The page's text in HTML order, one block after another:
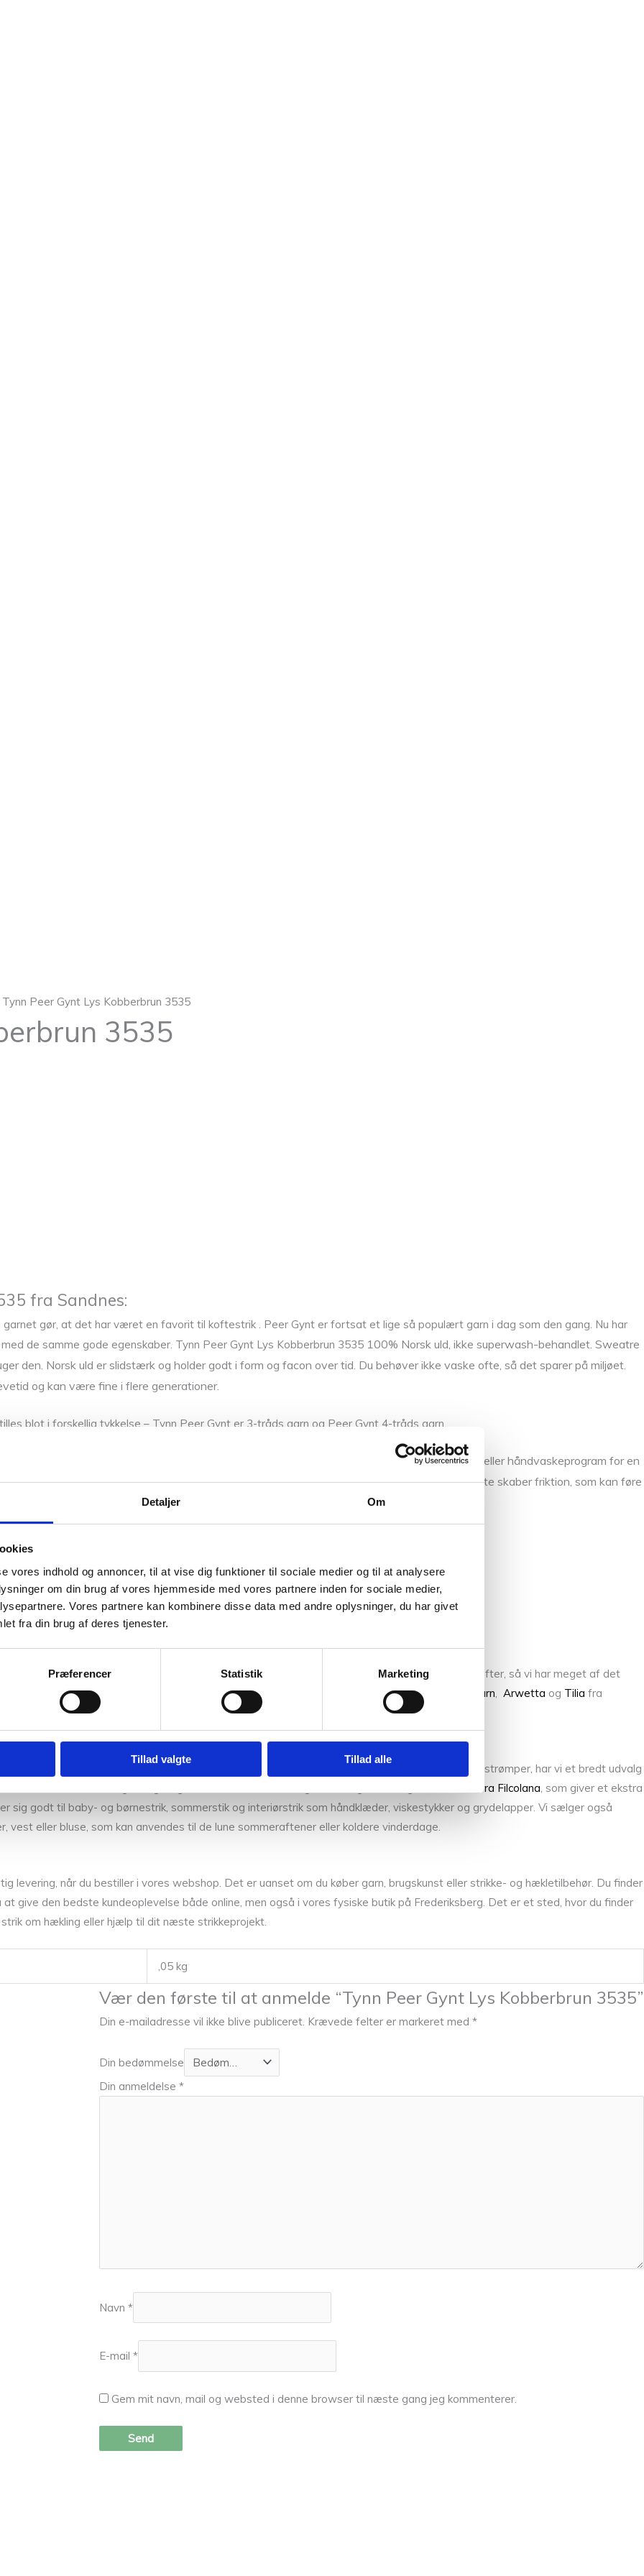
Detaljer Om
vores indhold og annoncer, til at vise dig funktioner til sociale medier og til at analysere
om din brug af vores hjemmeside med vores partnere inden for sociale medier,
Vores partnere kan kombinere disse data med andre oplysninger, du har givet
fra din brug af deres tjenester.
Præferencer Statistik Marketing
Tillad valgte Tillad alle
Peer Gynt Lys Kobberbrun 3535
3535
fra Sandnes:
gør, at det har været en favorit til koftestrik . Peer Gynt er fortsat et lige så populært garn i dag som den gang. Nu har
de samme gode egenskaber. Tynn Peer Gynt Lys Kobberbrun 3535 100% Norsk uld, ikke superwash-behandlet. Sweatre
den. Norsk uld er slidstærk og holder godt i form og facon over tid. Du behøver ikke vaske ofte, så det sparer på miljøet.
og kan være fine i flere generationer.
blot i forskellig tykkelse – Tynn Peer Gynt er 3-tråds garn og Peer Gynt 4-tråds garn.
Sandnes at alle uldsweatre i Peer Gynt og Tynn Peer Gynt vaskes separat på uldprogram eller håndvaskeprogram for en
og på et håndklæde. Brug aldrig vaskepose når du vasker håndstrikkede sweatre i uld. Dette skaber friktion, som kan føre
designere. Vi sørger også for at være opdateret med tidens designere og deres strikkeopskrifter, så vi har meget af det
Hoelgaard og Regitze Lautzen, som er glade forSilk Mohair fra Isager Sunday fra Sandnes Garn, Arwetta og Tilia fra
er du mere end velkommen til at kontakte os, så skal vi gøre alt for at hjælpe dig.
godt til både vinterstrik, sommerstrik og alt midt imellem. Skal du strikke eller hækle et par fine strømper, har vi et bredt udvalg
Paia fra Filcolana, som giver et ekstra
sig godt til baby- og børnestrik, sommerstik og interiørstrik som håndklæder, viskestykker og grydelapper. Vi sælger også
eller bluse, som kan anvendes til de lune sommeraftener eller koldere vinderdage.
levering, når du bestiller i vores webshop. Det er uanset om du køber garn, brugskunst eller strikke- og hækletilbehør. Du finder
give den bedste kundeoplevelse både online, men også i vores fysiske butik på Frederiksberg. Det er et sted, hvor du finder
om hækling eller hjælp til dit næste strikkeprojekt.
,05 kg
Vær den første til at anmelde “Tynn Peer Gynt Lys Kobberbrun 3535”
Din e-mailadresse vil ikke blive publiceret. Krævede felter er markeret med *
Din bedømmelse
Din anmeldelse *
Navn *
E-mail *
Gem mit navn, mail og websted i denne browser til næste gang jeg kommenterer.